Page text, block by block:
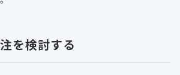
を検討する